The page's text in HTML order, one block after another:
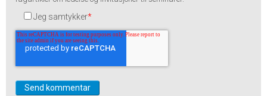
Jeg samtykker*